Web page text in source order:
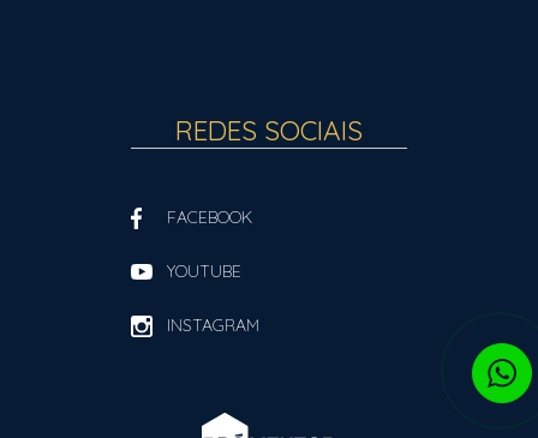
REDES SOCIAIS
FACEBOOK
YOUTUBE
INSTAGRAM